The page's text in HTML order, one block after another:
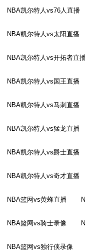
NBA凯尔特人vs76人直播
NBA凯尔特人vs太阳直播
NBA凯尔特人vs开拓者直播
NBA凯尔特人vs国王直播
NBA凯尔特人vs马刺直播
NBA凯尔特人vs猛龙直播
NBA凯尔特人vs爵士直播
NBA凯尔特人vs奇才直播
NBA篮网vs黄蜂直播
NBA篮网vs骑士录像
NBA篮网vs独行侠录像